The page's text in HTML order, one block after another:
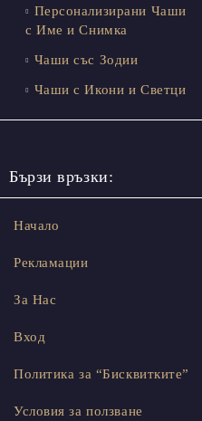
Персонализирани Чаши
с Име и Снимка
Чаши със Зодии
Чаши с Икони и Светци
Бързи връзки:
Начало
Рекламации
За Нас
Вход
Политика за “Бисквитките”
Условия за ползване